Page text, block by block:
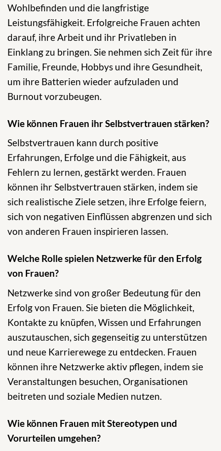
Wohlbefinden und die langfristige
Leistungsfähigkeit. Erfolgreiche Frauen achten
darauf, ihre Arbeit und ihr Privatleben in
Einklang zu bringen. Sie nehmen sich Zeit für ihre
Familie, Freunde, Hobbys und ihre Gesundheit,
um ihre Batterien wieder aufzuladen und
Burnout vorzubeugen.
Wie können Frauen ihr Selbstvertrauen stärken?
Selbstvertrauen kann durch positive
Erfahrungen, Erfolge und die Fähigkeit, aus
Fehlern zu lernen, gestärkt werden. Frauen
können ihr Selbstvertrauen stärken, indem sie
sich realistische Ziele setzen, ihre Erfolge feiern,
sich von negativen Einflüssen abgrenzen und sich
von anderen Frauen inspirieren lassen.
Welche Rolle spielen Netzwerke für den Erfolg
von Frauen?
Netzwerke sind von großer Bedeutung für den
Erfolg von Frauen. Sie bieten die Möglichkeit,
Kontakte zu knüpfen, Wissen und Erfahrungen
auszutauschen, sich gegenseitig zu unterstützen
und neue Karrierewege zu entdecken. Frauen
können ihre Netzwerke aktiv pflegen, indem sie
Veranstaltungen besuchen, Organisationen
beitreten und soziale Medien nutzen.
Wie können Frauen mit Stereotypen und
Vorurteilen umgehen?